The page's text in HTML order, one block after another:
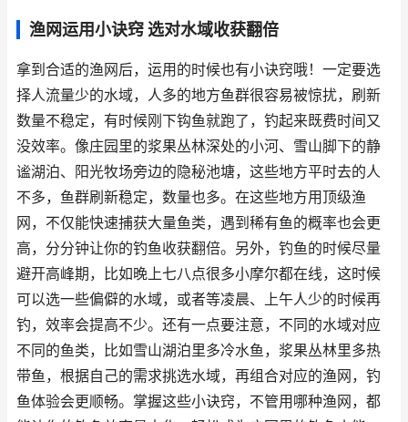
渔网运用小诀窍 选对水域收获翻倍
拿到合适的渔网后，运用的时候也有小诀窍哦！一定要选
择人流量少的水域，人多的地方鱼群很容易被惊扰，刷新
数量不稳定，有时候刚下钩鱼就跑了，钓起来既费时间又
没效率。像庄园里的浆果丛林深处的小河、雪山脚下的静
谧湖泊、阳光牧场旁边的隐秘池塘，这些地方平时去的人
不多，鱼群刷新稳定，数量也多。在这些地方用顶级渔
网，不仅能快速捕获大量鱼类，遇到稀有鱼的概率也会更
高，分分钟让你的钓鱼收获翻倍。另外，钓鱼的时候尽量
避开高峰期，比如晚上七八点很多小摩尔都在线，这时候
可以选一些偏僻的水域，或者等凌晨、上午人少的时候再
钓，效率会提高不少。还有一点要注意，不同的水域对应
不同的鱼类，比如雪山湖泊里多冷水鱼，浆果丛林里多热
带鱼，根据自己的需求挑选水域，再组合对应的渔网，钓
鱼体验会更顺畅。掌握这些小诀窍，不管用哪种渔网，都